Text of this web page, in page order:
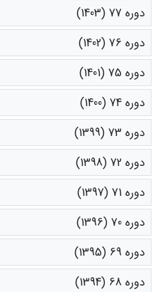
دوره 77 (1403)
دوره 76 (1402)
دوره 75 (1401)
دوره 74 (1400)
دوره 73 (1399)
دوره 72 (1398)
دوره 71 (1397)
دوره 70 (1396)
دوره 69 (1395)
دوره 68 (1394)